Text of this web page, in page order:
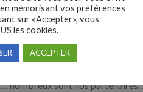
aider à recruter en cliquant
entreprises
sont nos partenaires.
mémorisant vos préférences
sur «Accepter», vous
les cookies.
ACCEPTER